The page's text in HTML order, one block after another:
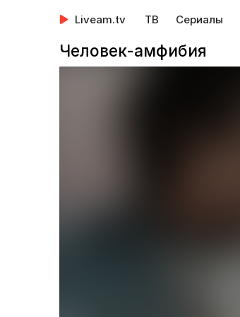
Liveam.tv ТВ Сериалы
Человек-амфибия